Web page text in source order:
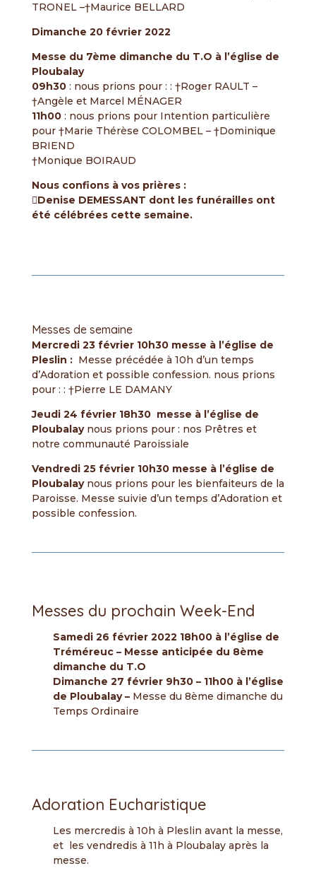
TRONEL –†Maurice BELLARD
Dimanche 20 février 2022
Messe du 7ème dimanche du T.O à l’église de
Ploubalay
09h30: nous prions pour : : †Roger RAULT –
†Angèle et Marcel MÉNAGER
11h00: nous prions pour Intention particulière
pour †Marie Thérèse COLOMBEL – †Dominique
BRIEND
†Monique BOIRAUD
Nous confions à vos prières :
Denise DEMESSANT dont les funérailles ont
été célébrées cette semaine.
Messes de semaine
Mercredi 23 février 10h30 messe à l’église de
Pleslin : Messe précédée à 10h d’un temps
d’Adoration et possible confession. nous prions
pour : : †Pierre LE DAMANY
Jeudi 24 février 18h30 messe à l’église de
Ploubalay nous prions pour : nos Prêtres et
notre communauté Paroissiale
Vendredi 25 février 10h30 messe à l’église de
Ploubalay nous prions pour les bienfaiteurs de la
Paroisse. Messe suivie d’un temps d’Adoration et
possible confession.
Messes du prochain Week-End
Samedi 26 février 2022 18h00 à l’église de
Tréméreuc – Messe anticipée du 8ème
dimanche du T.O
Dimanche 27 février 9h30 – 11h00 à l’église
de Ploubalay – Messe du 8ème dimanche du
Temps Ordinaire
Adoration Eucharistique
Les mercredis à 10h à Pleslin avant la messe,
et les vendredis à 11h à Ploubalay après la
messe.